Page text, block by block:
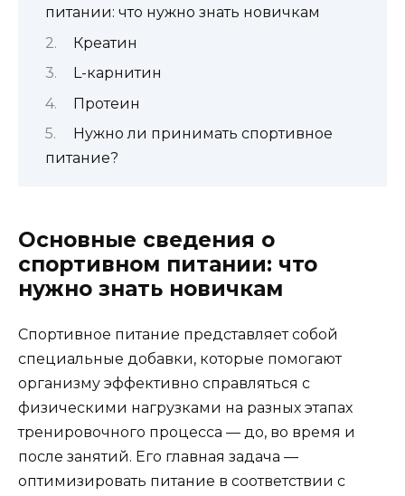
питании: что нужно знать новичкам
Креатин
L-карнитин
Протеин
Нужно ли принимать спортивное
питание?
Основные сведения о
спортивном питании: что
нужно знать новичкам
Спортивное питание представляет собой
специальные добавки, которые помогают
организму эффективно справляться с
физическими нагрузками на разных этапах
тренировочного процесса — до, во время и
после занятий. Его главная задача —
оптимизировать питание в соответствии с